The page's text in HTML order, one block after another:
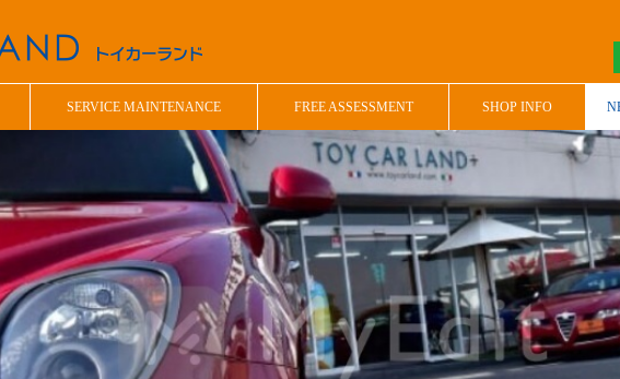
SERVICE MAINTENANCE FREE ASSESSMENT SHOP INFO